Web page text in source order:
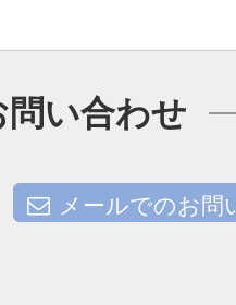
い合わせ
メールでのお問